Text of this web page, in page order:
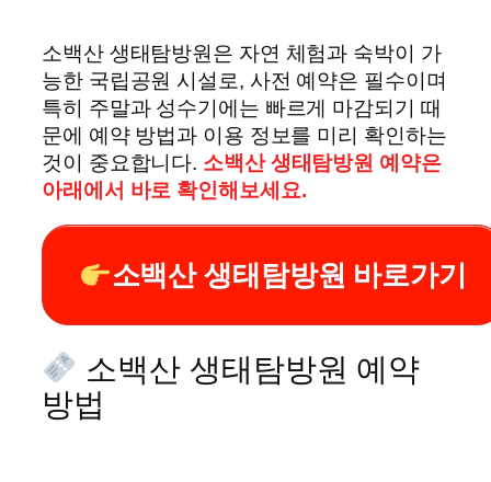
소백산 생태탐방원은 자연 체험과 숙박이 가
능한 국립공원 시설로, 사전 예약은 필수이며
특히 주말과 성수기에는 빠르게 마감되기 때
문에 예약 방법과 이용 정보를 미리 확인하는
것이 중요합니다. 소백산 생태탐방원 예약은
아래에서 바로 확인해보세요.
소백산 생태탐방원 바로가기
소백산 생태탐방원 예약
방법